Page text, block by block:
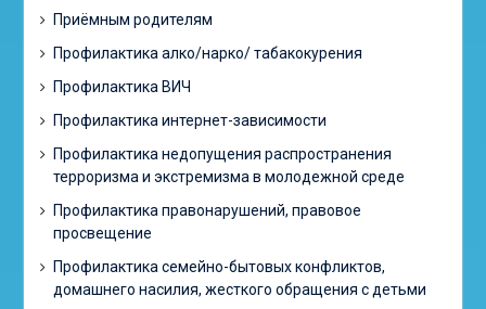
Приёмным родителям
Профилактика алко/нарко/ табакокурения
Профилактика ВИЧ
Профилактика интернет-зависимости
Профилактика недопущения распространения
терроризма и экстремизма в молодежной среде
Профилактика правонарушений, правовое
просвещение
Профилактика семейно-бытовых конфликтов,
домашнего насилия, жесткого обращения с детьми